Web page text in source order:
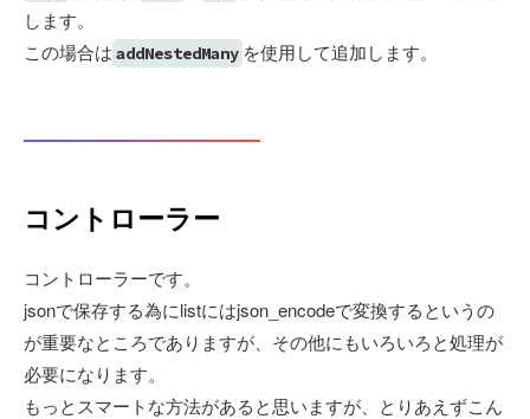
します。
この場合は addNestedMany を使用して追加します。
コントローラー
コントローラーです。
jsonで保存する為にlistにはjson_encodeで変換するというの
が重要なところでありますが、その他にもいろいろと処理が
必要になります。
もっとスマートな方法があると思いますが、とりあえずこん